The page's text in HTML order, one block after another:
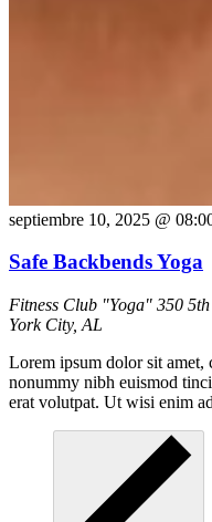
septiembre 10, 2025 @
Safe Backbends Yoga
Fitness Club "Yoga" 350
York City, AL
Lorem ipsum dolor sit amet,
nonummy nibh euismod
erat volutpat. Ut wisi enim